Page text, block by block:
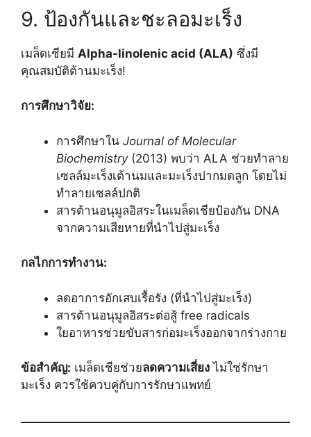
9. ป้องกันและชะลอมะเร็ง
เมล็ดเชียมี Alpha-linolenic acid (ALA) ซึ่งมี
คุณสมบัติต้านมะเร็ง!
การศึกษาวิจัย:
การศึกษาใน Journal of Molecular
Biochemistry(2013) พบว่า ALA ช่วยทำลาย
เซลล์มะเร็งเต้านมและมะเร็งปากมดลูก โดยไม่
ทำลายเซลล์ปกติ
สารต้านอนุมูลอิสระในเมล็ดเชียป้องกัน DNA
จากความเสียหายที่นำไปสู่มะเร็ง
กลไกการทำงาน:
ลดอาการอักเสบเรื้อรัง (ที่นำไปสู่มะเร็ง)
สารต้านอนุมูลอิสระต่อสู้ free radicals
ใยอาหารช่วยขับสารก่อมะเร็งออกจากร่างกาย
ข้อสำคัญ: เมล็ดเชียช่วยลดความเสี่ยง ไม่ใช่รักษา
มะเร็ง ควรใช้ควบคู่กับการรักษาแพทย์